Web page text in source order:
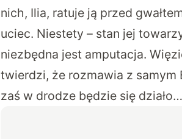
nich, Ilia, ratuje ją przed
uciec. Niestety – stan jej
niezbędna jest amputacja.
twierdzi, że rozmawia z samym
zaś w drodze będzie się działo…